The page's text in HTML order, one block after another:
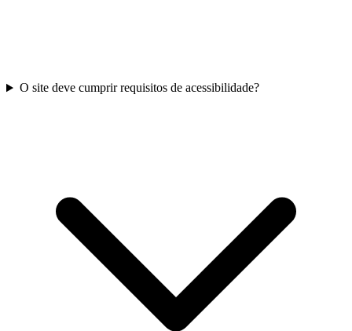
O site deve cumprir requisitos de acessibilidade?